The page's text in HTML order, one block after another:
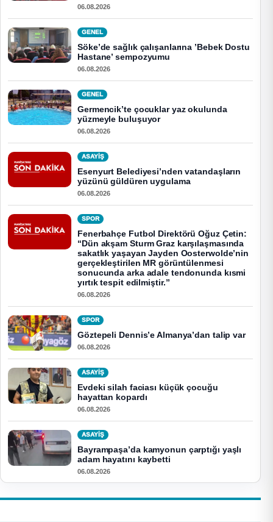
06.08.2026
GENEL
Söke’de sağlık çalışanlarına ’Bebek Dostu
Hastane’ sempozyumu
06.08.2026
GENEL
Germencik’te çocuklar yaz okulunda
yüzmeyle buluşuyor
06.08.2026
ASAYİŞ
Esenyurt Belediyesi’nden vatandaşların
yüzünü güldüren uygulama
06.08.2026
SPOR
Fenerbahçe Futbol Direktörü Oğuz Çetin:
“Dün akşam Sturm Graz karşılaşmasında
sakatlık yaşayan Jayden Oosterwolde’nin
gerçekleştirilen MR görüntülenmesi
sonucunda arka adale tendonunda kısmi
yırtık tespit edilmiştir.”
06.08.2026
SPOR
Göztepeli Dennis’e Almanya’dan talip var
06.08.2026
ASAYİŞ
Evdeki silah faciası küçük çocuğu
hayattan kopardı
06.08.2026
ASAYİŞ
Bayrampaşa’da kamyonun çarptığı yaşlı
adam hayatını kaybetti
06.08.2026